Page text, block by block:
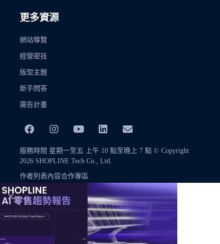
更多資源
網站導覽
經營密技
版型主題
新手問答
廣告計畫
服務時間 星期一至五 上午 10 點至晚上 7 點 © Copyright
2026 SHOPLINE Tech Co., Ltd.
作者列表內容合作專區
© Copyright 2026 SHOPLINE Tech Co., Ltd.